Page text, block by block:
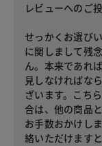
レビューへのご
せっかくお選び
に関しまして残
ん。本来であれ
見しなければな
ざいます。こち
合は、他の商品
お手数おかけし
絡いただけますと